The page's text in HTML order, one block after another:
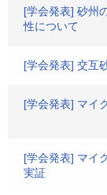
[学会発表] 砂州
性について
[学会発表] 交互
[学会発表] マイ
[学会発表] マイ
実証